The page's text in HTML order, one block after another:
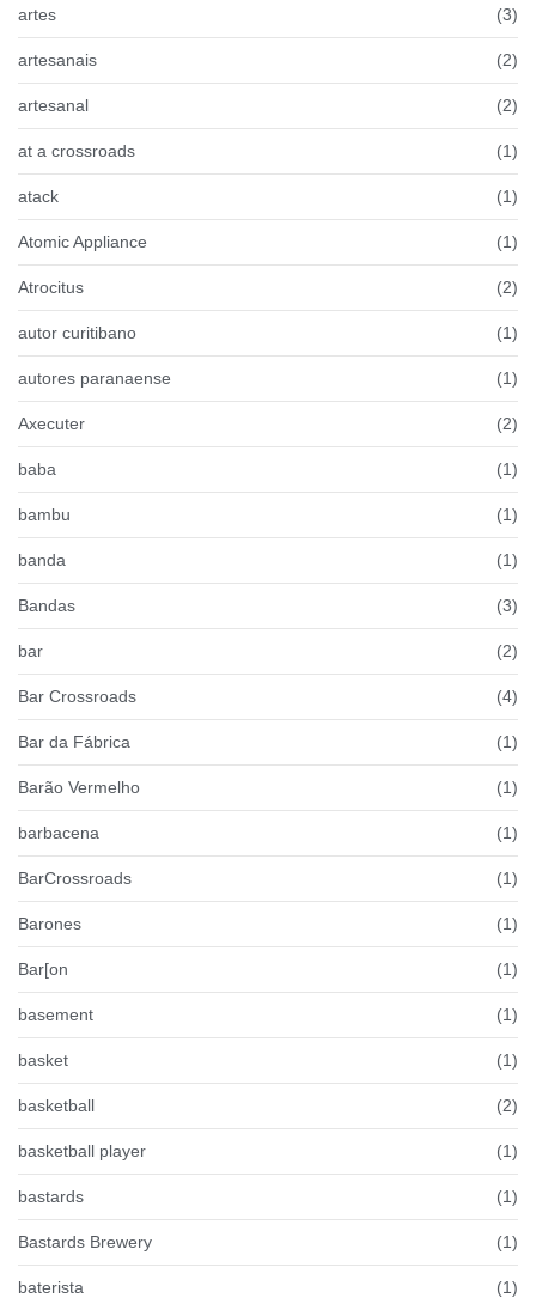
artes (3)
artesanais (2)
artesanal (2)
at a crossroads (1)
atack (1)
Atomic Appliance (1)
Atrocitus (2)
autor curitibano (1)
autores paranaense (1)
Axecuter (2)
baba (1)
bambu (1)
banda (1)
Bandas (3)
bar (2)
Bar Crossroads (4)
Bar da Fábrica (1)
Barão Vermelho (1)
barbacena (1)
BarCrossroads (1)
Barones (1)
Bar[on (1)
basement (1)
basket (1)
basketball (2)
basketball player (1)
bastards (1)
Bastards Brewery (1)
baterista (1)